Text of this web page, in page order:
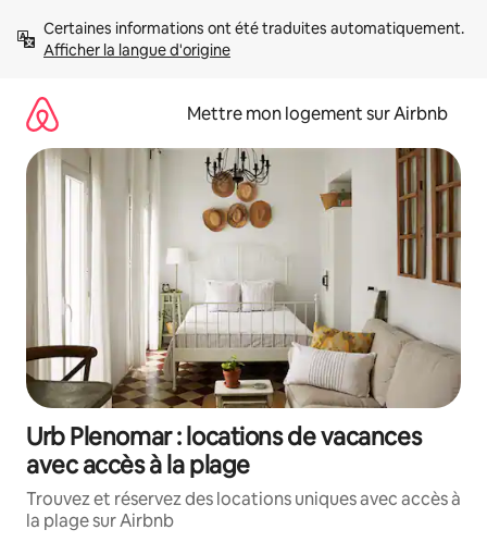
directement
Afficher la langue d'origine
Mettre mon logement sur Airbnb
Urb Plenomar : locations de vacances
avec accès à la plage
Trouvez et réservez des locations uniques avec accès à
la plage sur Airbnb